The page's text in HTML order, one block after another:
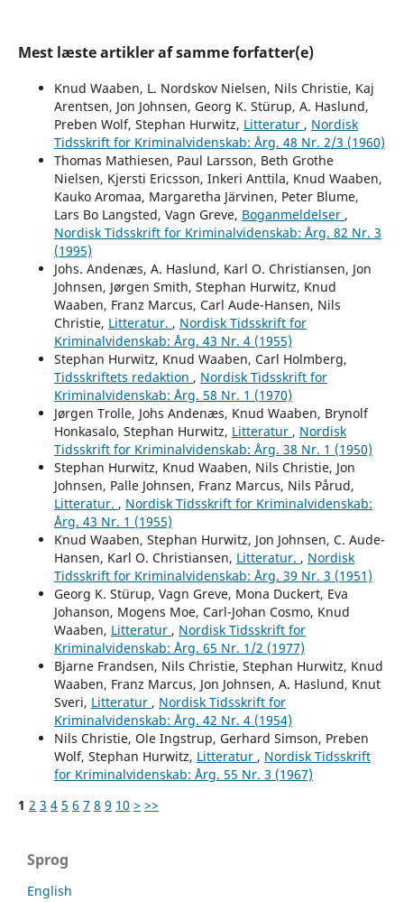
Mest læste artikler af samme forfatter(e)
Knud Waaben, L. Nordskov Nielsen, Nils Christie, Kaj
Arentsen, Jon Johnsen, Georg K. Stürup, A. Haslund,
Preben Wolf, Stephan Hurwitz, Litteratur , Nordisk
Tidsskrift for Kriminalvidenskab: Årg. 48 Nr. 2/3 (1960)
Thomas Mathiesen, Paul Larsson, Beth Grothe
Nielsen, Kjersti Ericsson, Inkeri Anttila, Knud Waaben,
Kauko Aromaa, Margaretha Järvinen, Peter Blume,
Lars Bo Langsted, Vagn Greve, Boganmeldelser ,
Nordisk Tidsskrift for Kriminalvidenskab: Årg. 82 Nr. 3
(1995)
Johs. Andenæs, A. Haslund, Karl O. Christiansen, Jon
Johnsen, Jørgen Smith, Stephan Hurwitz, Knud
Waaben, Franz Marcus, Carl Aude-Hansen, Nils
Christie, Litteratur. , Nordisk Tidsskrift for
Kriminalvidenskab: Årg. 43 Nr. 4 (1955)
Stephan Hurwitz, Knud Waaben, Carl Holmberg,
Tidsskriftets redaktion , Nordisk Tidsskrift for
Kriminalvidenskab: Årg. 58 Nr. 1 (1970)
Jørgen Trolle, Johs Andenæs, Knud Waaben, Brynolf
Honkasalo, Stephan Hurwitz, Litteratur , Nordisk
Tidsskrift for Kriminalvidenskab: Årg. 38 Nr. 1 (1950)
Stephan Hurwitz, Knud Waaben, Nils Christie, Jon
Johnsen, Palle Johnsen, Franz Marcus, Nils Pårud,
Litteratur. , Nordisk Tidsskrift for Kriminalvidenskab:
Årg. 43 Nr. 1 (1955)
Knud Waaben, Stephan Hurwitz, Jon Johnsen, C. Aude-
Hansen, Karl O. Christiansen, Litteratur. , Nordisk
Tidsskrift for Kriminalvidenskab: Årg. 39 Nr. 3 (1951)
Georg K. Stürup, Vagn Greve, Mona Duckert, Eva
Johanson, Mogens Moe, Carl-Johan Cosmo, Knud
Waaben, Litteratur , Nordisk Tidsskrift for
Kriminalvidenskab: Årg. 65 Nr. 1/2 (1977)
Bjarne Frandsen, Nils Christie, Stephan Hurwitz, Knud
Waaben, Franz Marcus, Jon Johnsen, A. Haslund, Knut
Sveri, Litteratur , Nordisk Tidsskrift for
Kriminalvidenskab: Årg. 42 Nr. 4 (1954)
Nils Christie, Ole Ingstrup, Gerhard Simson, Preben
Wolf, Stephan Hurwitz, Litteratur , Nordisk Tidsskrift
for Kriminalvidenskab: Årg. 55 Nr. 3 (1967)
1 2 3 4 5 6 7 8 9 10 > >>
Sprog
English